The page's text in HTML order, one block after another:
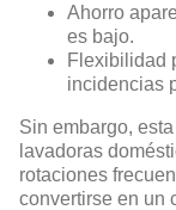
Ahorro
es bajo.
Flexibilidad
incidencias
Sin embargo,
lavadoras
rotaciones
convertirse en un